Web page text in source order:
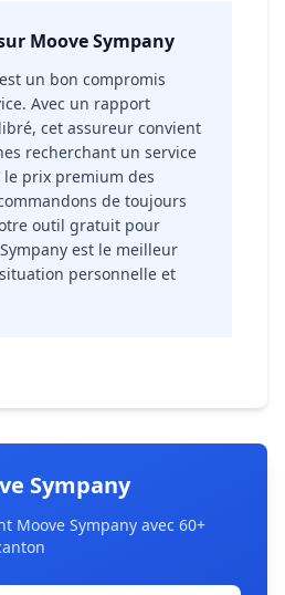
Moove Sympany
un bon compromis
Avec un rapport
cet assureur convient
recherchant un service
prix premium des
de toujours
outil gratuit pour
est le meilleur
personnelle et
Sympany
Moove Sympany avec 60+